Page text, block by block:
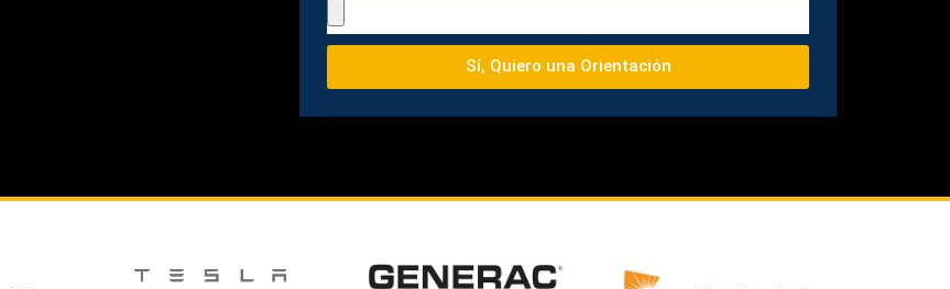
Sí, Quiero una Orientación